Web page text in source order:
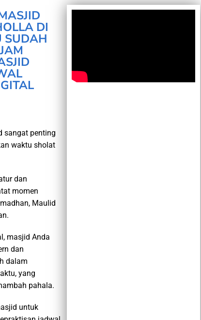
DI
SUDAH
sangat penting
waktu sholat
dan
momen
Maulid
masjid Anda
dan
dalam
yang
pahala.
untuk